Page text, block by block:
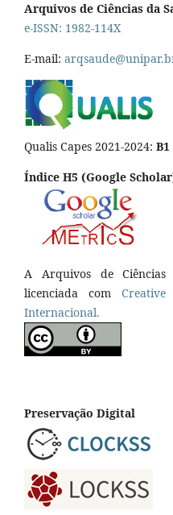
Arquivos de Ciências da
e-ISSN: 1982-114X
E-mail:
Qualis Capes 2021-2024: B1
Índice H5 (Google
A Arquivos de
licenciada com
Internacional.
Preservação Digital